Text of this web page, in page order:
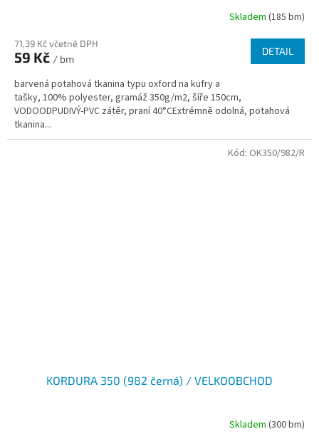
Skladem (185 bm)
71,39 Kč včetně DPH
59 Kč / bm
DETAIL
barvená potahová tkanina typu oxford na kufry a
tašky, 100% polyester, gramáž 350g/m2, šíře 150cm,
VODOODPUDIVÝ-PVC zátěr, praní 40°CExtrémně odolná, potahová
tkanina...
KORDURA 350 (982 černá) / VELKOOBCHOD
Skladem (300 bm)
Kód: OK350/982/R